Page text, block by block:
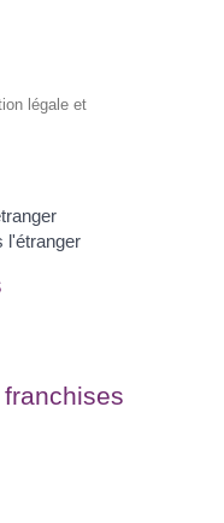
légale et
l'étranger